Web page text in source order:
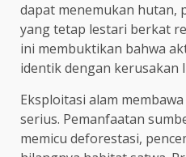
dapat menemukan hutan,
yang tetap lestari berkat
ini membuktikan bahwa
identik dengan kerusakan
Eksploitasi alam
serius. Pemanfaatan
memicu deforestasi,